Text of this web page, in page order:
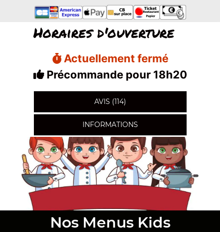
Horaires d'ouverture
Actuellement fermé
Précommande pour 18h20
AVIS (114)
INFORMATIONS
Nos Menus Kids